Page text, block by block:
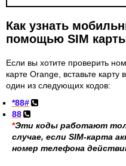
Как узнать
помощью SIM
Если вы хотите проверить
карте Orange, вставьте
один из следующих кодов:
*88#
88
*Эти коды работают
случае, если SIM-карта
номер телефона